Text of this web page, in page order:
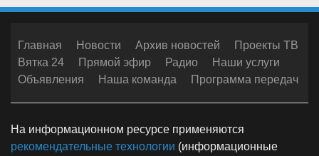
Главная Новости Архив новостей
Проекты ТВ
Вятка 24
Прямой эфир Радио
Наши услуги
Объявления
Наша команда Программа передач
На информационном ресурсе применяются
рекомендательные технологии (информационные